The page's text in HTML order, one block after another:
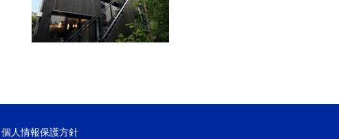
個人情報保護方針